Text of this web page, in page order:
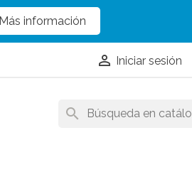
Más información
 Iniciar sesión
search